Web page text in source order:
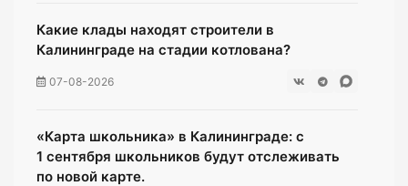
Какие клады находят строители в
Калининграде на стадии котлована?
07-08-2026
«Карта школьника» в Калининграде: с
1 сентября школьников будут отслеживать
по новой карте.